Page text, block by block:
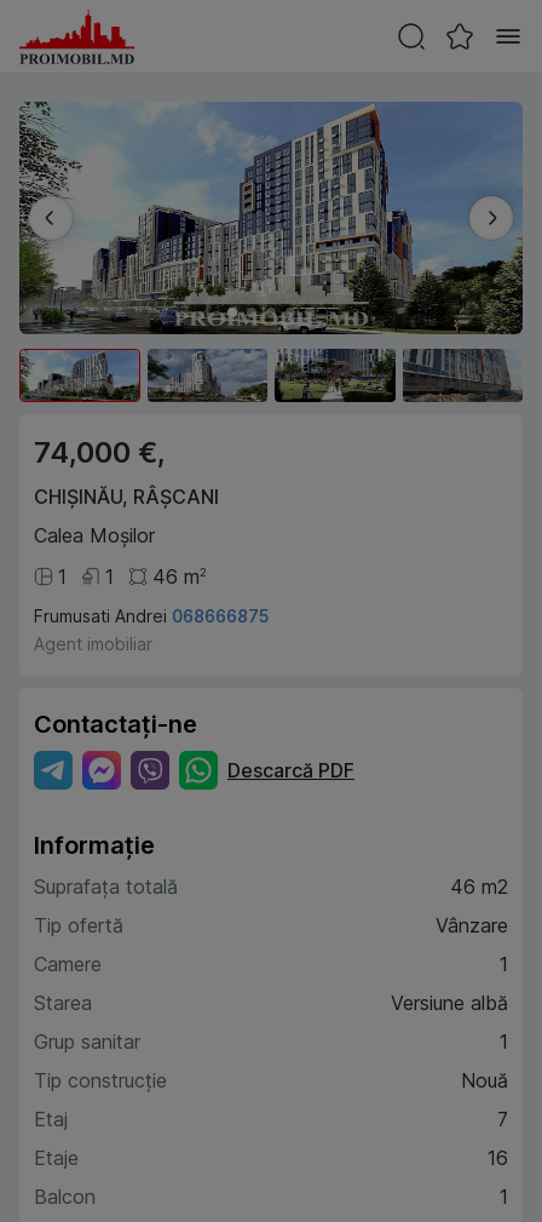
74,000 €,
CHIȘINĂU, RÂȘCANI
Calea Moșilor
1
1 46 m2
Frumusati Andrei 068666875
Agent imobiliar
Contactați-ne
Descarcă PDF
Informație
Suprafața totală
46 m2
Tip ofertă
Vânzare
Camere
1
Starea
Versiune albă
Grup sanitar
1
Tip construcție
Nouă
Etaj
7
Etaje
16
Balcon
1